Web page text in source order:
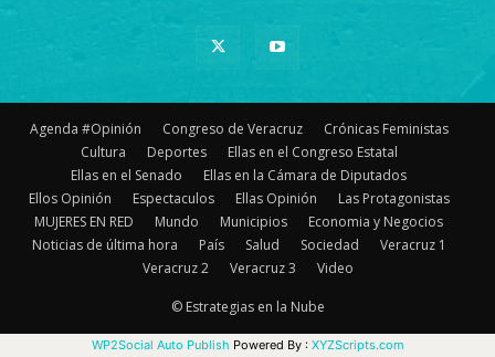
Agenda #Opinión Congreso de Veracruz
Crónicas Feministas
Cultura
Deportes
Ellas en el Congreso Estatal
Ellas en el Senado
Ellas en la Cámara de Diputados
Ellos Opinión
Espectaculos Ellas Opinión
Las Protagonistas
MUJERES EN RED
Mundo Municipios
Economia y Negocios
Noticias de última hora
País Salud Sociedad
Veracruz 1
Veracruz 2
Veracruz 3 Video
© Estrategias en la Nube
WP2Social Auto Publish Powered By : XYZScripts.com